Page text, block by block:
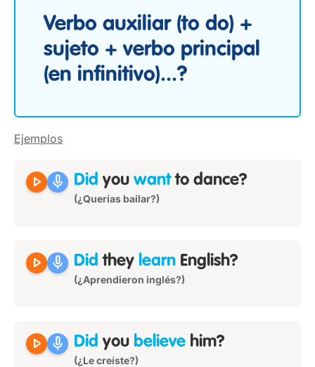
Verbo auxiliar (to do) +
sujeto + verbo principal
(en infinitivo)...?
Ejemplos
play_arrow mic Did you wantto dance?
(¿Querías bailar?)
play_arrow mic Did they learn English?
(¿Aprendieron inglés?)
play_arrow mic Did you believe him?
(¿Le creíste?)